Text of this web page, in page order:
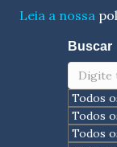
Leia a nossa
Buscar